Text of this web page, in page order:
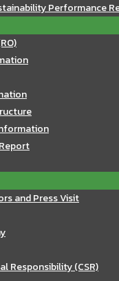
Performance
and Press Visit
Responsibility (CSR)